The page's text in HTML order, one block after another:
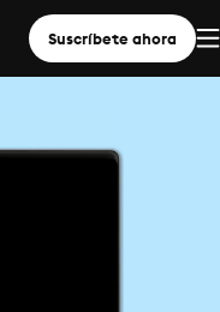
Suscríbete ahora